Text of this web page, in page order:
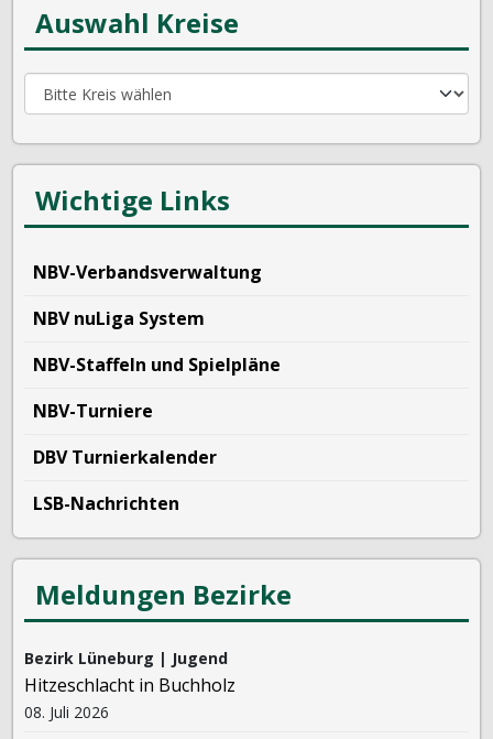
Auswahl Kreise
Wichtige Links
NBV-Verbandsverwaltung
NBV nuLiga System
NBV-Staffeln und Spielpläne
NBV-Turniere
DBV Turnierkalender
LSB-Nachrichten
Meldungen Bezirke
Bezirk Lüneburg | Jugend
Hitzeschlacht in Buchholz
08. Juli 2026